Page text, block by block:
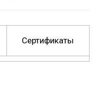
Сертификаты